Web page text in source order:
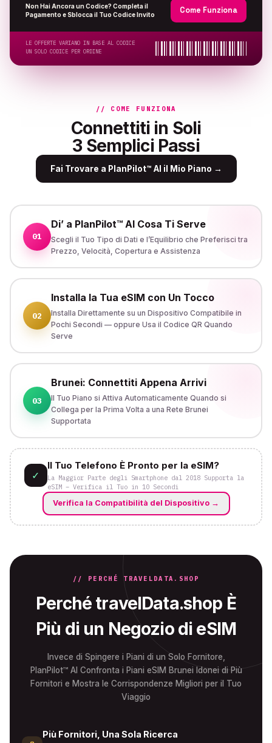
Non Hai Ancora un Codice? Completa il
Pagamento e Sblocca il Tuo Codice Invito
Come Funziona
LE OFFERTE VARIANO IN BASE AL CODICE
UN SOLO CODICE PER ORDINE
// COME FUNZIONA
Connettiti in Soli
3 Semplici Passi
Fai Trovare a PlanPilot™ AI il Mio Piano →
01
Di’ a PlanPilot™ AI Cosa Ti Serve
Scegli il Tuo Tipo di Dati e l’Equilibrio che Preferisci tra
Prezzo, Velocità, Copertura e Assistenza
02
Installa la Tua eSIM con Un Tocco
Installa Direttamente su un Dispositivo Compatibile in
Pochi Secondi — oppure Usa il Codice QR Quando
Serve
03
Brunei: Connettiti Appena Arrivi
Il Tuo Piano si Attiva Automaticamente Quando si
Collega per la Prima Volta a una Rete Brunei
Supportata
✓
Il Tuo Telefono È Pronto per la eSIM?
La Maggior Parte degli Smartphone dal 2018 Supporta la
eSIM – Verifica il Tuo in 10 Secondi
Verifica la Compatibilità del Dispositivo →
// PERCHÉ TRAVELDATA.SHOP
Perché travelData.shop È
Più di un Negozio di eSIM
Invece di Spingere i Piani di un Solo Fornitore,
PlanPilot™ AI Confronta i Piani eSIM Brunei Idonei di Più
Fornitori e Mostra le Corrispondenze Migliori per il Tuo
Viaggio
Più Fornitori, Una Sola Ricerca